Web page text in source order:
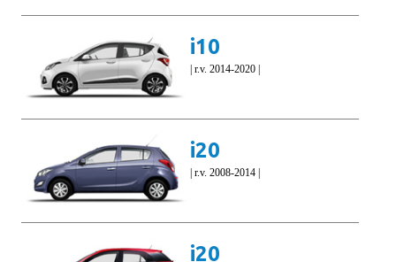
i10
| r.v. 2014-2020 |
i20
| r.v. 2008-2014 |
i20